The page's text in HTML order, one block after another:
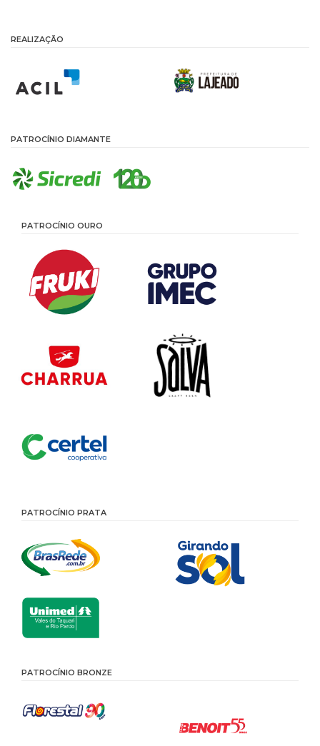
REALIZAÇÃO
PATROCÍNIO DIAMANTE
PATROCÍNIO OURO
PATROCÍNIO PRATA
PATROCÍNIO BRONZE